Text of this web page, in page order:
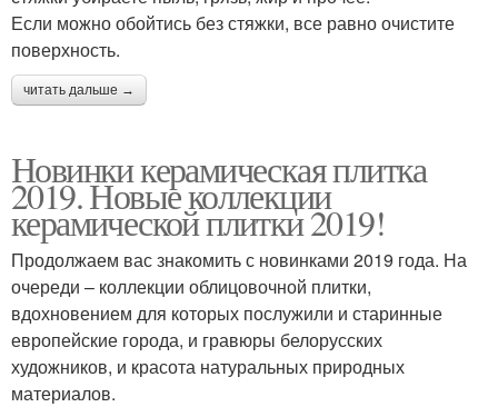
Если можно обойтись без стяжки, все равно очистите
поверхность.
читать дальше →
Новинки керамическая плитка
2019. Новые коллекции
керамической плитки 2019!
Продолжаем вас знакомить с новинками 2019 года. На
очереди – коллекции облицовочной плитки,
вдохновением для которых послужили и старинные
европейские города, и гравюры белорусских
художников, и красота натуральных природных
материалов.